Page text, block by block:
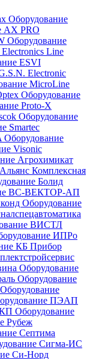
Оборудование
AX PRO
Оборудование
Line
ESVI
Electronic
MicroLine
Оборудование
Proto-X
Оборудование
Smartec
Оборудование
Visonic
Агрохимикат
Комплексная
Болид
ВС-ВЕКТОР-АП
Оборудование
ВИСТЛ
ИПРо
КБ Прибор
Оборудование
Оборудование
Оборудование
ПЭАП
Оборудование
Рубеж
Септима
Сигма-ИС
Си-Норд